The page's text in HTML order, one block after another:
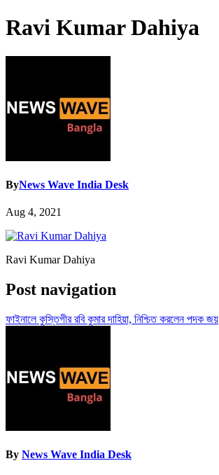
Ravi Kumar Dahiya
ByNews Wave India Desk
Aug 4, 2021
Ravi Kumar Dahiya
Post navigation
ফাইনালে কুস্তিগীর রবি কুমার দাহিয়া, নিশ্চিত করলেন পদক জয়
By News Wave India Desk